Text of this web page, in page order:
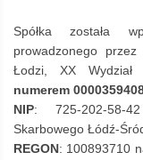
Spółka została
prowadzonego
Łodzi, XX Wydział
numerem
NIP: 725-202-58-
Skarbowego Łódź-
REGON: 100893710